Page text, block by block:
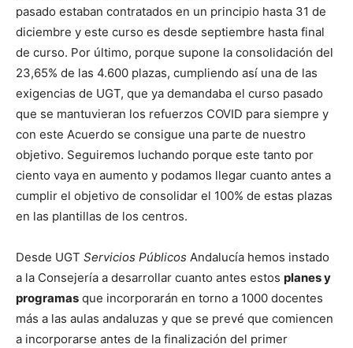
pasado estaban contratados en un principio hasta 31 de
diciembre y este curso es desde septiembre hasta final
de curso. Por último, porque supone la consolidación del
23,65% de las 4.600 plazas, cumpliendo así una de las
exigencias de UGT, que ya demandaba el curso pasado
que se mantuvieran los refuerzos COVID para siempre y
con este Acuerdo se consigue una parte de nuestro
objetivo. Seguiremos luchando porque este tanto por
ciento vaya en aumento y podamos llegar cuanto antes a
cumplir el objetivo de consolidar el 100% de estas plazas
en las plantillas de los centros.
Desde UGT Servicios Públicos Andalucía hemos instado
a la Consejería a desarrollar cuanto antes estos planes y
programas que incorporarán en torno a 1000 docentes
más a las aulas andaluzas y que se prevé que comiencen
a incorporarse antes de la finalización del primer